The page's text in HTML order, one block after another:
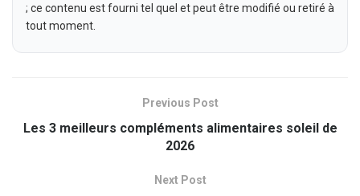
; ce contenu est fourni tel quel et peut être modifié ou retiré à
tout moment.
Previous Post
Les 3 meilleurs compléments alimentaires soleil de
2026
Next Post